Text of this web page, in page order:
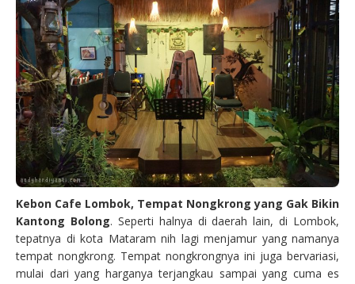
Kebon Cafe Lombok, Tempat Nongkrong yang Gak Bikin
Kantong Bolong. Seperti halnya di daerah lain, di Lombok,
tepatnya di kota Mataram nih lagi menjamur yang namanya
tempat nongkrong. Tempat nongkrongnya ini juga bervariasi,
mulai dari yang harganya terjangkau sampai yang cuma es